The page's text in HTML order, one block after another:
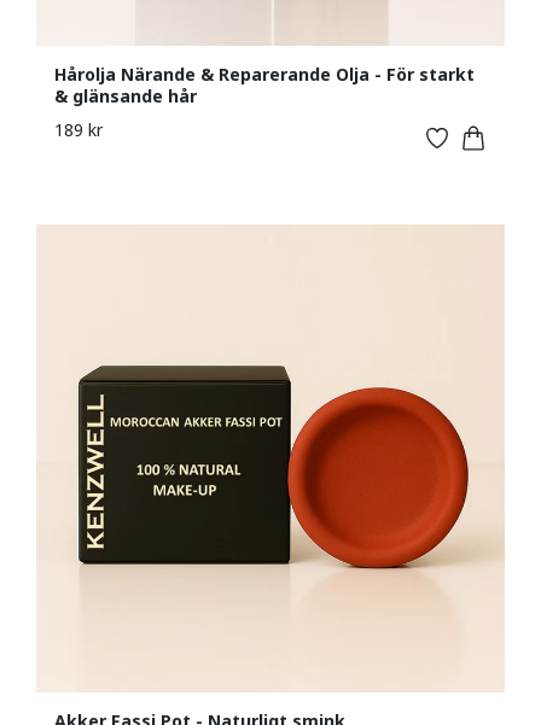
Hårolja Närande & Repar­erande Olja - För starkt
& glänsande hår
189 kr